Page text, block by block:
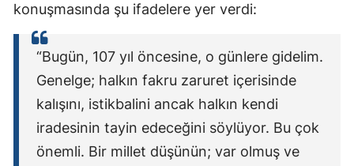
konuşmasında şu ifadelere yer verdi:
“Bugün, 107 yıl öncesine, o günlere gidelim.
Genelge; halkın fakru zaruret içerisinde
kalışını, istikbalini ancak halkın kendi
iradesinin tayin edeceğini söylüyor. Bu çok
önemli. Bir millet düşünün; var olmuş ve